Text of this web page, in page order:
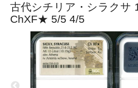
古代シチリア・シラクサ
ChXF★ 5/5 4/5